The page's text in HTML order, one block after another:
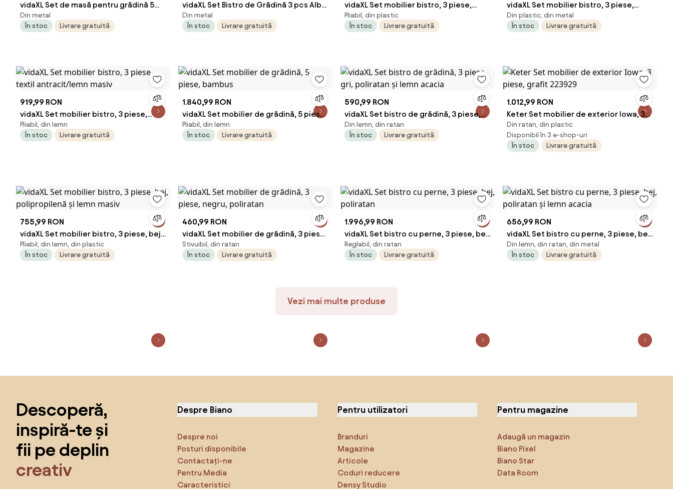
vidaXL Set de masă pentru grădină 5
pcs Negru
Din metal
În stoc
Livrare gratuită
vidaXL Set Bistro de Grădină 3 pcs Alb
Aluminiu
Din metal
În stoc
Livrare gratuită
vidaXL Set mobilier bistro, 3 piese,
verde, plastic
Pliabil, din plastic
În stoc
Livrare gratuită
vidaXL Set mobilier bistro, 3 piese,
teracotă/alb, plăci ceramice
Din plastic, din metal
În stoc
Livrare gratuită
919,99 RON
vidaXL Set mobilier bistro, 3 piese,
textil antracit/lemn masiv
Pliabil, din lemn
În stoc
Livrare gratuită
1.840,99 RON
vidaXL Set mobilier de grădină, 5 piese,
bambus
Pliabil, din lemn
În stoc
Livrare gratuită
590,99 RON
vidaXL Set bistro de grădină, 3 piese,
gri, poliratan și lemn acacia
Din lemn, din ratan
În stoc
Livrare gratuită
1.012,99 RON
Keter Set mobilier de exterior Iowa, 3
piese, grafit 223929
Din ratan, din plastic
Disponibil în 3 e-shop-uri
În stoc
Livrare gratuită
755,99 RON
vidaXL Set mobilier bistro, 3 piese, bej,
polipropilenă și lemn masiv
Pliabil, din lemn, din plastic
În stoc
Livrare gratuită
460,99 RON
vidaXL Set mobilier de grădină, 3 piese,
negru, poliratan
Stivuibil, din ratan
În stoc
Livrare gratuită
1.996,99 RON
vidaXL Set bistro cu perne, 3 piese, bej,
poliratan
Reglabil, din ratan
În stoc
Livrare gratuită
656,99 RON
vidaXL Set bistro cu perne, 3 piese, bej,
poliratan și lemn acacia
Din lemn, din ratan, din metal
În stoc
Livrare gratuită
Vezi mai multe produse
Descoperă,
inspiră-te și
fii pe deplin
creativ
Despre Biano
Despre noi
Posturi disponibile
Contactați-ne
Pentru Media
Caracteristici
Pentru utilizatori
Branduri
Magazine
Articole
Coduri reducere
Densy Studio
Pentru magazine
Adaugă un magazin
Biano Pixel
Biano Star
Data Room